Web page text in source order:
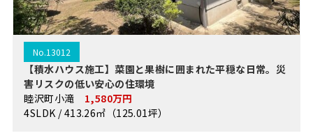
No.13012
【積水ハウス施工】菜園と果樹に囲まれた平穏な日常。災
害リスクの低い安心の住環境
睦沢町小滝 1,580万円
4SLDK / 413.26㎡（125.01坪）